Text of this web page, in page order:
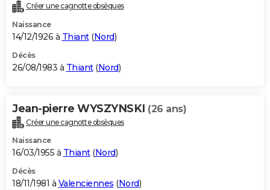
Créer une cagnotte obsèques
Naissance
14/12/1926 à Thiant(Nord)
Décès
26/08/1983 à Thiant(Nord)
Jean-pierre WYSZYNSKI (26 ans)
Créer une cagnotte obsèques
Naissance
16/03/1955 à Thiant(Nord)
Décès
18/11/1981 à Valenciennes (Nord)